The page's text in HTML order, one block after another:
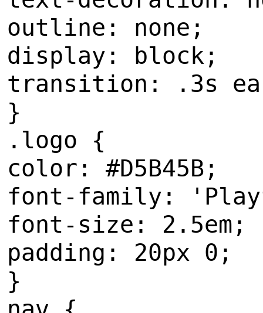
outline: none;
display: block;
transition: .3s
}
.logo {
color: #D5B45B;
font-family:
font-size: 2.5em;
padding: 20px 0;
}